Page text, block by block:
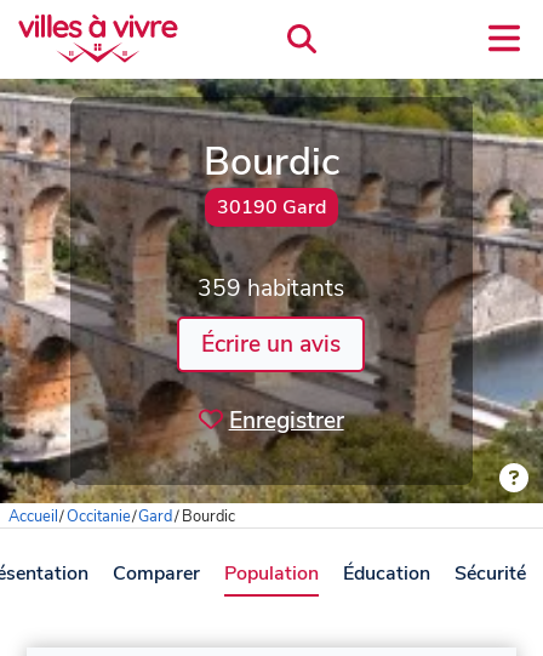
Bourdic
30190 Gard
359 habitants
Écrire un avis
Enregistrer
Accueil/Occitanie/Gard/Bourdic
Comparer Population Éducation Sécurité